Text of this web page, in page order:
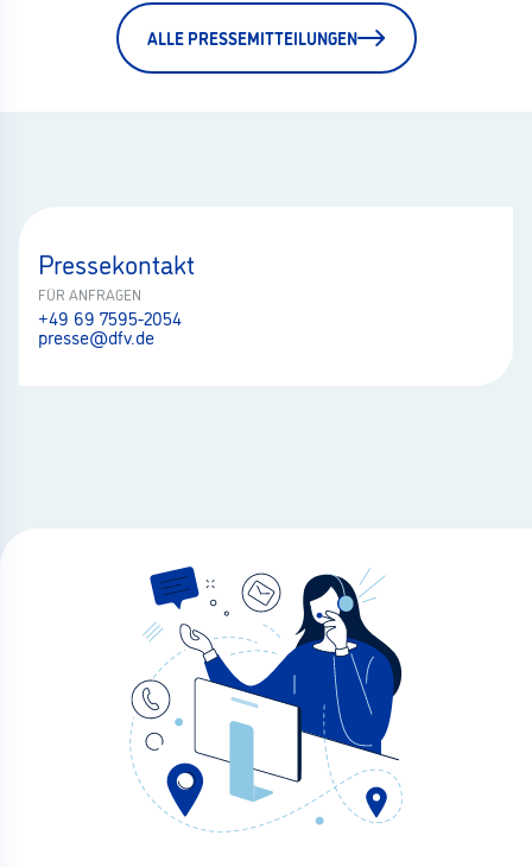
ALLE PRESSEMITTEILUNGEN
Pressekontakt
FÜR ANFRAGEN
+49 69 7595-2054
presse@dfv.de